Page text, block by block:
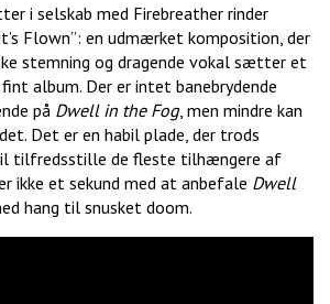
i selskab med Firebreather rinder
Flown”: en udmærket komposition, der
stemning og dragende vokal sætter et
album. Der er intet banebrydende
på Dwell in the Fog, men mindre kan
Det er en habil plade, der trods
tilfredsstille de fleste tilhængere af
ikke et sekund med at anbefale Dwell
hang til snusket doom.